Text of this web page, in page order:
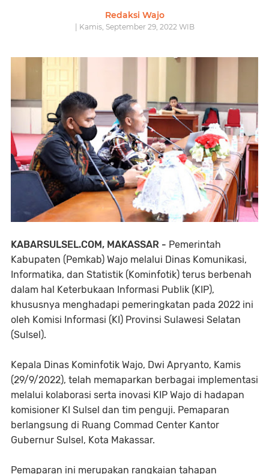
Redaksi Wajo
| Kamis, September 29, 2022 WIB
KABARSULSEL.COM, MAKASSAR - Pemerintah
Kabupaten (Pemkab) Wajo melalui Dinas Komunikasi,
Informatika, dan Statistik (Kominfotik) terus berbenah
dalam hal Keterbukaan Informasi Publik (KIP),
khususnya menghadapi pemeringkatan pada 2022 ini
oleh Komisi Informasi (KI) Provinsi Sulawesi Selatan
(Sulsel).
Kepala Dinas Kominfotik Wajo, Dwi Apryanto, Kamis
(29/9/2022), telah memaparkan berbagai implementasi
melalui kolaborasi serta inovasi KIP Wajo di hadapan
komisioner KI Sulsel dan tim penguji. Pemaparan
berlangsung di Ruang Commad Center Kantor
Gubernur Sulsel, Kota Makassar.
Pemaparan ini merupakan rangkaian tahapan